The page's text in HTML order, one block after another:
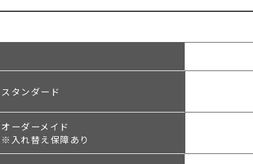
スタンダード
オーダーメイド
※入れ替え保障あり